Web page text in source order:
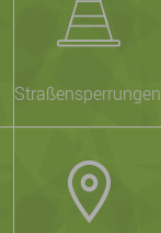
Straßensperrungen